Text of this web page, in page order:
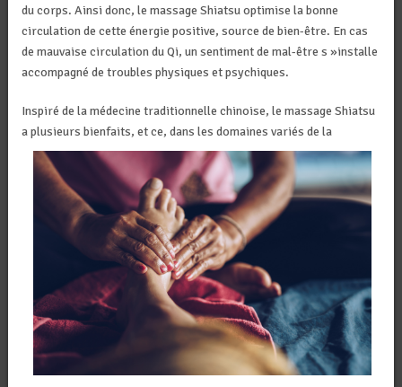
du corps. Ainsi donc, le massage Shiatsu optimise la bonne
circulation de cette énergie positive, source de bien-être. En cas
de mauvaise circulation du Qi, un sentiment de mal-être s »installe
accompagné de troubles physiques et psychiques.
Inspiré de la médecine traditionnelle chinoise, le massage Shiatsu
a plusieurs bienfaits, et ce, dans les domaines variés de la